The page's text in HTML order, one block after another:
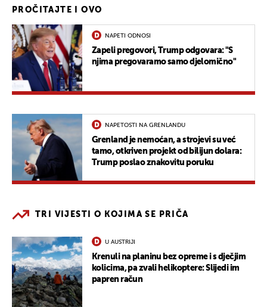
PROČITAJTE I OVO
NAPETI ODNOSI
Zapeli pregovori, Trump odgovara: "S
njima pregovaramo samo djelomično"
NAPETOSTI NA GRENLANDU
Grenland je nemoćan, a strojevi su već
tamo, otkriven projekt od bilijun dolara:
Trump poslao znakovitu poruku
TRI VIJESTI O KOJIMA SE PRIČA
U AUSTRIJI
Krenuli na planinu bez opreme i s dječjim
kolicima, pa zvali helikoptere: Slijedi im
papren račun